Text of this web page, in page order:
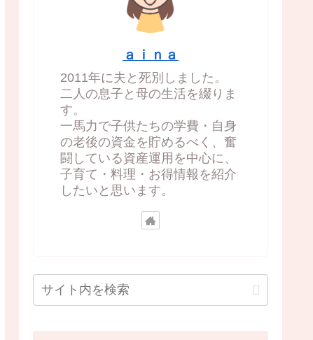
ａｉｎａ
2011年に夫と死別しました。
二人の息子と母の生活を綴りま
す。
一馬力で子供たちの学費・自身
の老後の資金を貯めるべく、奮
闘している資産運用を中心に、
子育て・料理・お得情報を紹介
したいと思います。